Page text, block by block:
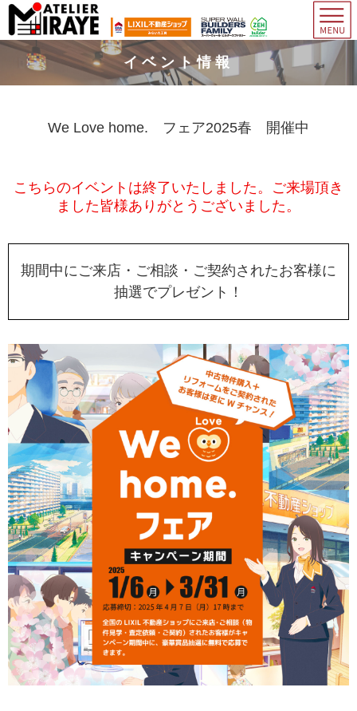
イベント情報
We Love home. フェア2025春 開催中
こちらのイベントは終了いたしました。ご来場頂き
ました皆様ありがとうございました。
期間中にご来店・ご相談・ご契約されたお客様に
抽選でプレゼント！